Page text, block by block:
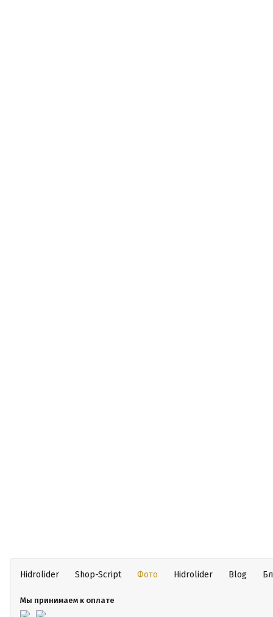
Hidrolider Shop-Script Фото Hidrolider Blog
Мы принимаем к оплате